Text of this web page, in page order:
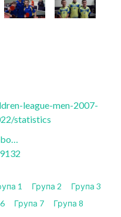
league-men-2007-
statistics
1 Група 2
Група 3
Група 7 Група 8